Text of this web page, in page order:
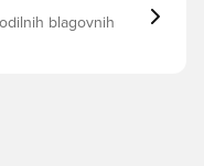
blagovnih